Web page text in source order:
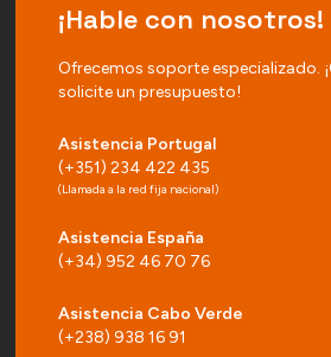
¡Hable con nosotros!
Ofrecemos soporte especializado.
solicite un presupuesto!
Asistencia Portugal
(+351) 234 422 435
(Llamada a la red fija nacional)
Asistencia España
(+34) 952 46 70 76
Asistencia Cabo Verde
(+238) 938 16 91